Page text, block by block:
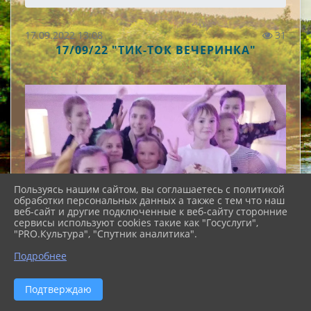
17.09.2022 13:08 31
17/09/22 "ТИК-ТОК ВЕЧЕРИНКА"
Если ваш ребёнок научился
Пользуясь нашим сайтом, вы соглашаетесь с политикой
обработки персональных данных а также с тем что наш
веб-сайт и другие подключенные к веб-сайту сторонние
сервисы используют cookies такие как "Госуслуги",
"PRO.Культура", "Спутник аналитика".
Подробнее
Подтверждаю